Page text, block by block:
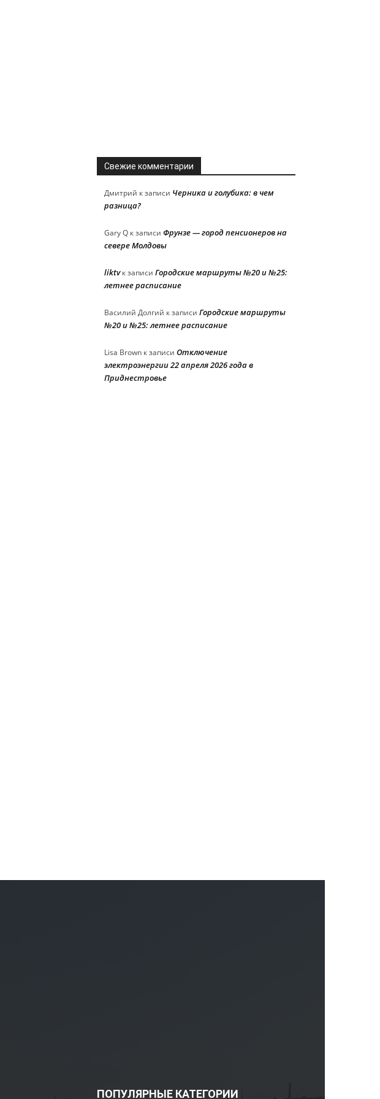
Свежие комментарии
Дмитрий к записи Черника и голубика: в чем
разница?
Gary Q к записи Фрунзе — город пенсионеров на
севере Молдовы
liktvк записи Городские маршруты №20 и №25:
летнее расписание
Василий Долгий к записи Городские маршруты
№20 и №25: летнее расписание
Lisa Brown к записи Отключение
электроэнергии 22 апреля 2026 года в
Приднестровье
ПОПУЛЯРНЫЕ КАТЕГОРИИ